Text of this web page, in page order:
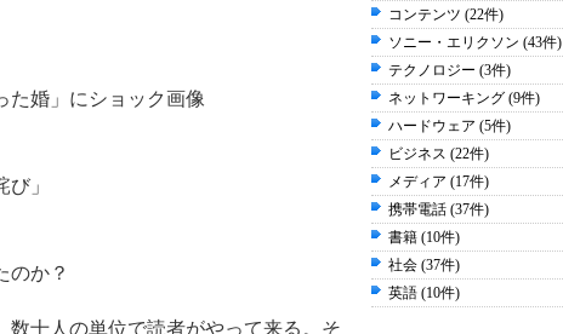
婚」にショック画像
」
のか？
数十人の単位で読者がやって来る。そ
コンテンツ (22件)
ソニー・エリクソン (43件)
テクノロジー (3件)
ネットワーキング (9件)
ハードウェア (5件)
ビジネス (22件)
メディア (17件)
携帯電話 (37件)
書籍 (10件)
社会 (37件)
英語 (10件)